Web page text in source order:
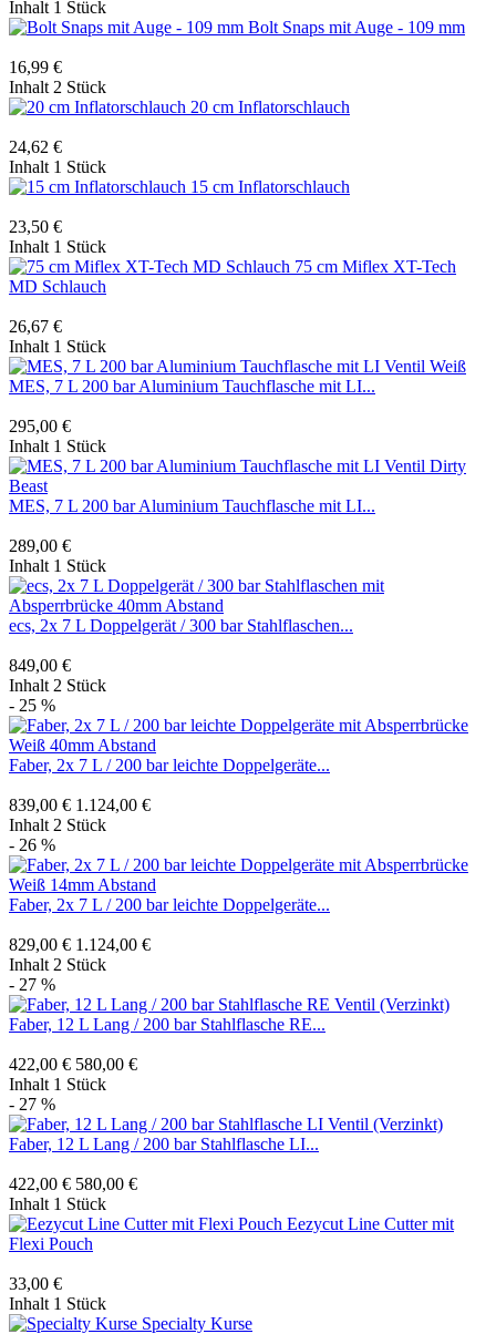
Inhalt 1 Stück
Bolt Snaps mit Auge - 109 mm
16,99 €
Inhalt 2 Stück
20 cm Inflatorschlauch
24,62 €
Inhalt 1 Stück
15 cm Inflatorschlauch
23,50 €
Inhalt 1 Stück
75 cm Miflex XT-Tech
MD Schlauch
26,67 €
Inhalt 1 Stück
MES, 7 L 200 bar Aluminium Tauchflasche mit LI...
295,00 €
Inhalt 1 Stück
MES, 7 L 200 bar Aluminium Tauchflasche mit LI...
289,00 €
Inhalt 1 Stück
ecs, 2x 7 L Doppelgerät / 300 bar Stahlflaschen...
849,00 €
Inhalt 2 Stück
- 25 %
Faber, 2x 7 L / 200 bar leichte Doppelgeräte...
839,00 € 1.124,00 €
Inhalt 2 Stück
- 26 %
Faber, 2x 7 L / 200 bar leichte Doppelgeräte...
829,00 € 1.124,00 €
Inhalt 2 Stück
- 27 %
Faber, 12 L Lang / 200 bar Stahlflasche RE...
422,00 € 580,00 €
Inhalt 1 Stück
- 27 %
Faber, 12 L Lang / 200 bar Stahlflasche LI...
422,00 € 580,00 €
Inhalt 1 Stück
Eezycut Line Cutter mit
Flexi Pouch
33,00 €
Inhalt 1 Stück
Specialty Kurse